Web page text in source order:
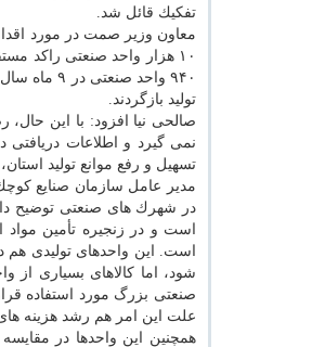
تفكیك قائل شد.
معاون وزیر صمت در مورد
تولید بازگردند.
صالحی نیا افزود: با این
نمی گیرد و اطلاعات دریافتی
تسهیل و رفع موانع تولید
مدیر عامل سازمان صنایع
در شهرك های صنعتی توضیح
است و در زنجیره تأمین
است. این واحدهای تولیدی هم در ۲ بخش قرار می گیرند؛ بعضی از این واحدها كالای نهایی تولید می كنند
شود، اما كالاهای بسیاری از
علت این امر هم رشد هزینه های تولید در ۲ سال گذشته و افزایش
همچنین این واحدها در